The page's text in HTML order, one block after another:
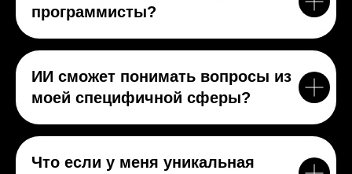
программисты?
ИИ сможет понимать вопросы из
моей специфичной сферы?
Что если у меня уникальная